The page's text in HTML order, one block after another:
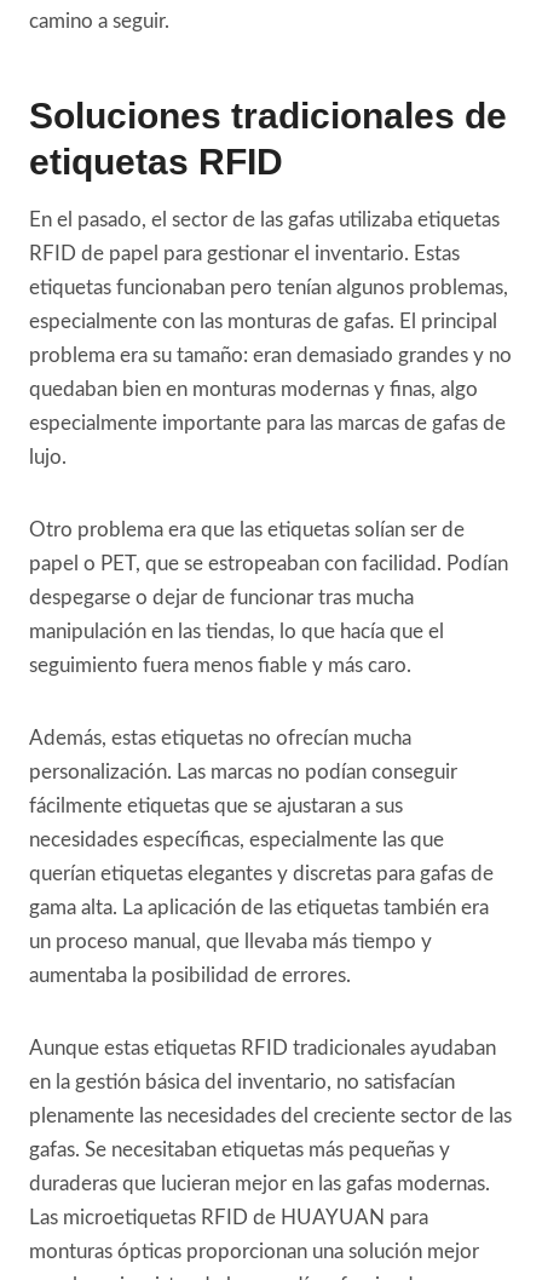
camino a seguir.
Soluciones tradicionales de
etiquetas RFID
En el pasado, el sector de las gafas utilizaba etiquetas
RFID de papel para gestionar el inventario. Estas
etiquetas funcionaban pero tenían algunos problemas,
especialmente con las monturas de gafas. El principal
problema era su tamaño: eran demasiado grandes y no
quedaban bien en monturas modernas y finas, algo
especialmente importante para las marcas de gafas de
lujo.
Otro problema era que las etiquetas solían ser de
papel o PET, que se estropeaban con facilidad. Podían
despegarse o dejar de funcionar tras mucha
manipulación en las tiendas, lo que hacía que el
seguimiento fuera menos fiable y más caro.
Además, estas etiquetas no ofrecían mucha
personalización. Las marcas no podían conseguir
fácilmente etiquetas que se ajustaran a sus
necesidades específicas, especialmente las que
querían etiquetas elegantes y discretas para gafas de
gama alta. La aplicación de las etiquetas también era
un proceso manual, que llevaba más tiempo y
aumentaba la posibilidad de errores.
Aunque estas etiquetas RFID tradicionales ayudaban
en la gestión básica del inventario, no satisfacían
plenamente las necesidades del creciente sector de las
gafas. Se necesitaban etiquetas más pequeñas y
duraderas que lucieran mejor en las gafas modernas.
Las microetiquetas RFID de HUAYUAN para
monturas ópticas proporcionan una solución mejor